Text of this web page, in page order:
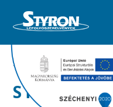
>>Mosdó búra-, és
STY-531-